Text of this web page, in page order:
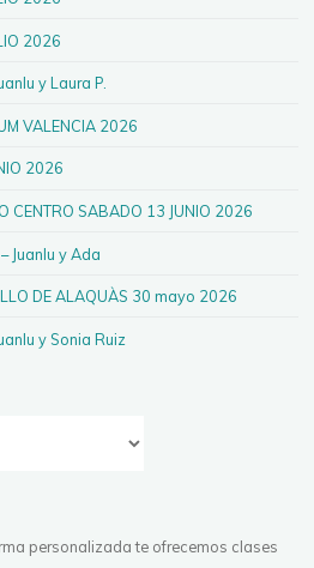
2026
y Laura P.
VALENCIA 2026
2026
CENTRO SABADO 13 JUNIO 2026
Juanlu y Ada
DE ALAQUÀS 30 mayo 2026
y Sonia Ruiz
personalizada te ofrecemos clases